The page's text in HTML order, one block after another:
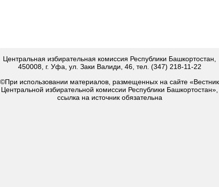
Центральная избирательная комиссия Республики Башкортостан,
450008, г. Уфа, ул. Заки Валиди, 46, тел. (347) 218-11-22
©При использовании материалов, размещенных на сайте «Вестник
Центральной избирательной комиссии Республики Башкортостан»,
ссылка на источник обязательна